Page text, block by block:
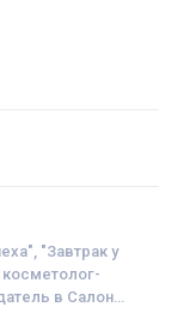
"Завтрак у
в Салон